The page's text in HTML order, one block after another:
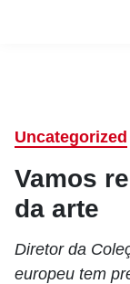
Uncategorized
Vamos
da arte
Diretor da
europeu tem